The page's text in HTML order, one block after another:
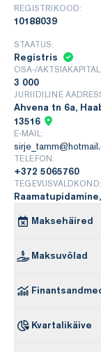
REGISTRIKOOD:
10188039
STAATUS:
Registris
OSA-/AKTSIAKAPITAL:
3 000
JURIIDILINE
Ahvena tn 6a,
13516
E-MAIL:
TELEFON:
+372 5065760
TEGEVUSVALDKOND:
Maksehäired
Maksuvõlad
Kvartalikäive